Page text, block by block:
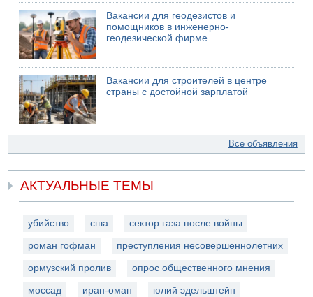
Вакансии для геодезистов и
помощников в инженерно-
геодезической фирме
Вакансии для строителей в центре
страны с достойной зарплатой
Все объявления
АКТУАЛЬНЫЕ ТЕМЫ
убийство сша сектор газа после войны
роман гофман преступления несовершеннолетних
ормузский пролив опрос общественного мнения
моссад иран-оман юлий эдельштейн